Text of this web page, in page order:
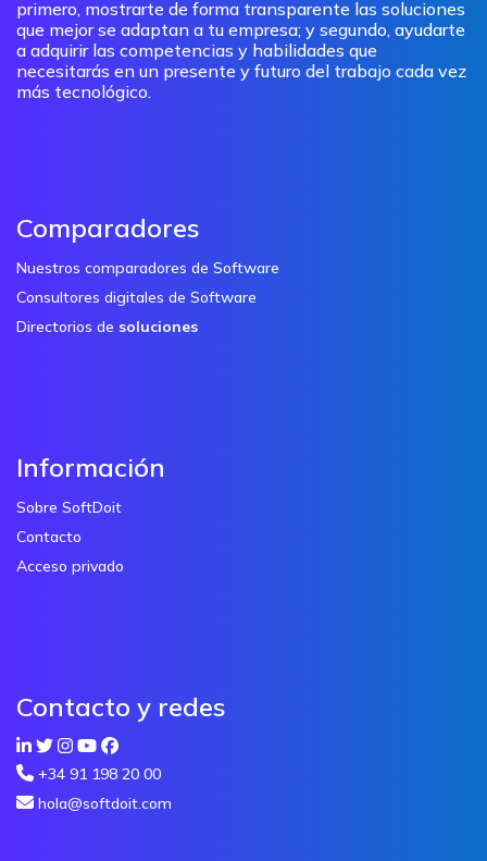
primero, mostrarte de forma transparente las soluciones
que mejor se adaptan a tu empresa; y segundo, ayudarte
a adquirir las competencias y habilidades que
necesitarás en un presente y futuro del trabajo cada vez
más tecnológico.
Comparadores
Nuestros comparadores de Software
Consultores digitales de Software
Directorios de soluciones
Información
Sobre SoftDoit
Contacto
Acceso privado
Contacto y redes
+34 91 198 20 00
hola@softdoit.com